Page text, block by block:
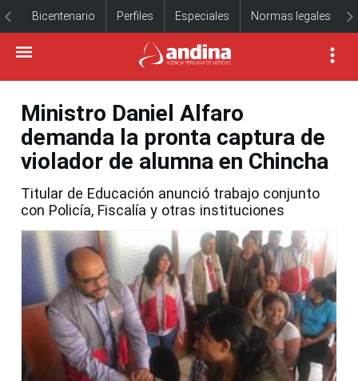
Bicentenario Perfiles Especiales Normas legales
Ministro Daniel Alfaro
demanda la pronta captura de
violador de alumna en Chincha
Titular de Educación anunció trabajo conjunto
con Policía, Fiscalía y otras instituciones